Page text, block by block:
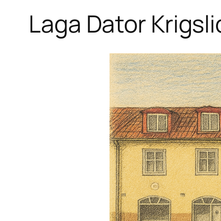
Laga Dator